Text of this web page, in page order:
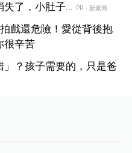
了，小肚子...
PR・新素簡
戲還危險！愛從背後抱
很辛苦
？孩子需要的，只是爸